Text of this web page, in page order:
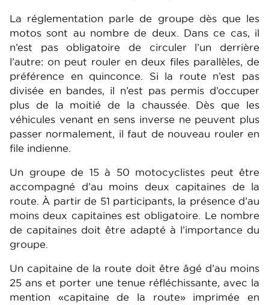
La réglementation parle de groupe dès que les
motos sont au nombre de deux. Dans ce cas, il
n’est pas obligatoire de circuler l’un derrière
l’autre: on peut rouler en deux files parallèles, de
préférence en quinconce. Si la route n’est pas
divisée en bandes, il n’est pas permis d’occuper
plus de la moitié de la chaussée. Dès que les
véhicules venant en sens inverse ne peuvent plus
passer normalement, il faut de nouveau rouler en
file indienne.
Un groupe de 15 à 50 motocyclistes peut être
accompagné d’au moins deux capitaines de la
route. À partir de 51 participants, la présence d’au
moins deux capitaines est obligatoire. Le nombre
de capitaines doit être adapté à l’importance du
groupe.
Un capitaine de la route doit être âgé d’au moins
25 ans et porter une tenue réfléchissante, avec la
mention «capitaine de la route» imprimée en